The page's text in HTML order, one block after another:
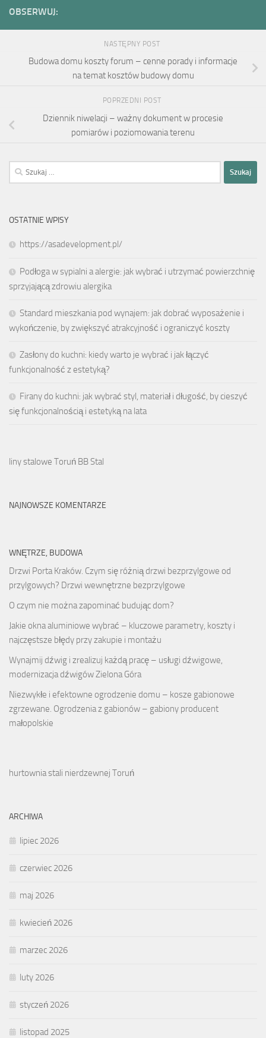
OBSERWUJ:
NASTĘPNY POST
Budowa domu koszty forum – cenne porady i informacje
na temat kosztów budowy domu
POPRZEDNI POST
Dziennik niwelacji – ważny dokument w procesie
pomiarów i poziomowania terenu
Szukaj:
OSTATNIE WPISY
https://asadevelopment.pl/
Podłoga w sypialni a alergie: jak wybrać i utrzymać powierzchnię
sprzyjającą zdrowiu alergika
Standard mieszkania pod wynajem: jak dobrać wyposażenie i
wykończenie, by zwiększyć atrakcyjność i ograniczyć koszty
Zasłony do kuchni: kiedy warto je wybrać i jak łączyć
funkcjonalność z estetyką?
Firany do kuchni: jak wybrać styl, materiał i długość, by cieszyć
się funkcjonalnością i estetyką na lata
liny stalowe Toruń BB Stal
NAJNOWSZE KOMENTARZE
WNĘTRZE, BUDOWA
Drzwi Porta Kraków. Czym się różnią drzwi bezprzylgowe od
przylgowych? Drzwi wewnętrzne bezprzylgowe
O czym nie można zapominać budując dom?
Jakie okna aluminiowe wybrać – kluczowe parametry, koszty i
najczęstsze błędy przy zakupie i montażu
Wynajmij dźwig i zrealizuj każdą pracę – usługi dźwigowe,
modernizacja dźwigów Zielona Góra
Niezwykłe i efektowne ogrodzenie domu – kosze gabionowe
zgrzewane. Ogrodzenia z gabionów – gabiony producent
małopolskie
hurtownia stali nierdzewnej Toruń
ARCHIWA
lipiec 2026
czerwiec 2026
maj 2026
kwiecień 2026
marzec 2026
luty 2026
styczeń 2026
listopad 2025